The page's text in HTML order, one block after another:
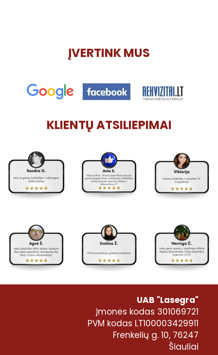
ĮVERTINK MUS
KLIENTŲ ATSILIEPIMAI
UAB "Lasegra"
Įmonės kodas 301069721
PVM kodas LT100003429911
Frenkelių g. 10, 76247
Šiauliai